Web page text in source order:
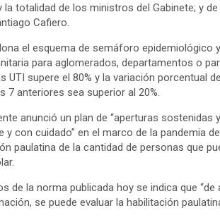
la totalidad de los ministros del Gabinete; y
Cafiero.
el esquema de semáforo
para aglomerados, departamentos o
UTI supere el 80% y la variación porcentual
7 anteriores sea superior al 20%.
anunció un plan de “aperturas
y con cuidado” en el marco de la pandemia
paulatina de la cantidad de personas que
de la norma publicada hoy se indica que
se puede evaluar la habilitación